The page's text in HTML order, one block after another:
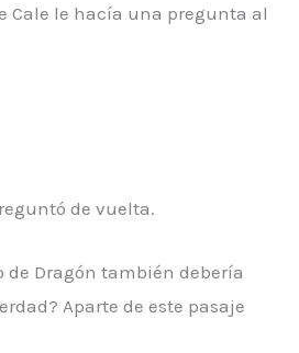
Cale le hacía una pregunta al
de vuelta.
de Dragón también debería
Aparte de este pasaje